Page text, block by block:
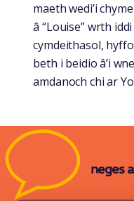
maeth wedi’i
â “Louise” wrth
cymdeithasol,
beth i beidio â’i
amdanoch chi ar
neges